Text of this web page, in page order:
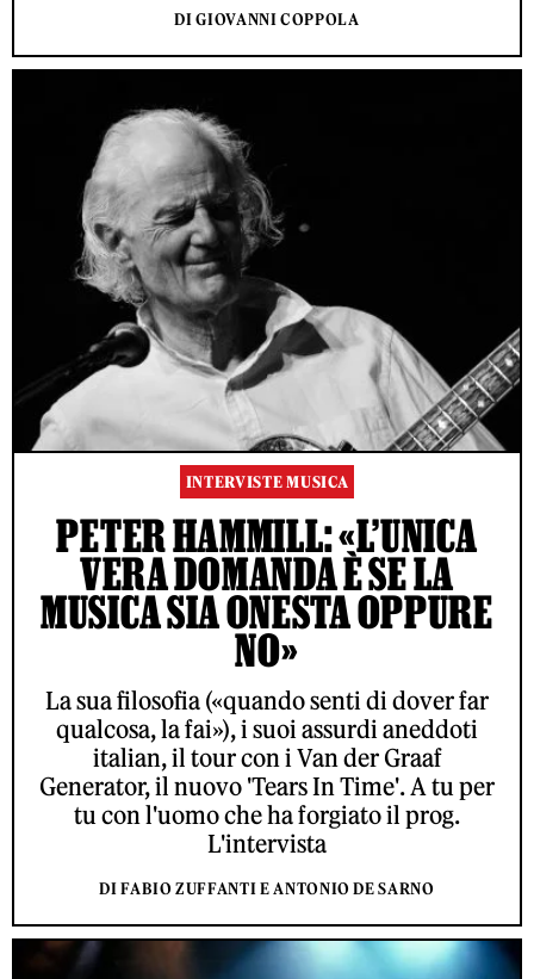
DI GIOVANNI COPPOLA
INTERVISTE MUSICA
PETER HAMMILL: «L’UNICA
VERA DOMANDA È SE LA
MUSICA SIA ONESTA OPPURE
NO»
La sua filosofia («quando senti di dover far
qualcosa, la fai»), i suoi assurdi aneddoti
italian, il tour con i Van der Graaf
Generator, il nuovo 'Tears In Time'. A tu per
tu con l'uomo che ha forgiato il prog.
L'intervista
DI FABIO ZUFFANTI E ANTONIO DE SARNO